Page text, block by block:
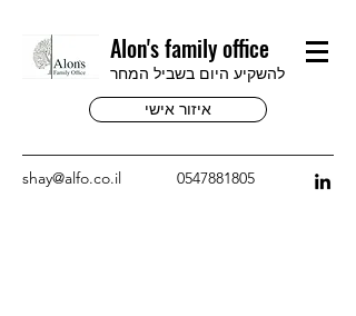
Alon's family office
להשקיע היום בשביל המחר
איזור אישי
shay@alfo.co.il 0547881805